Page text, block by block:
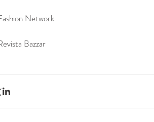
Network
Bazzar